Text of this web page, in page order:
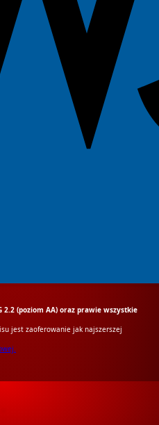
2.2 (poziom AA) oraz prawie wszystkie
jest zaoferowanie jak najszerszej